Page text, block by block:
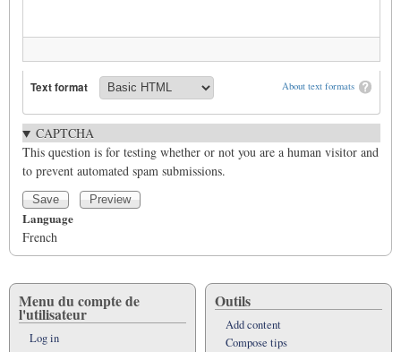
About text formats
Text format
CAPTCHA
This question is for testing whether or not you are a human visitor and
to prevent automated spam submissions.
Language
French
Menu du compte de
l'utilisateur
Log in
Outils
Add content
Compose tips